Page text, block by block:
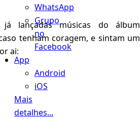
WhatsApp
Grupo
no
Facebook
App
Android
iOS
Mais
detalhes...
lançadas músicas do álbum
tenham coragem, e sintam um
ai: